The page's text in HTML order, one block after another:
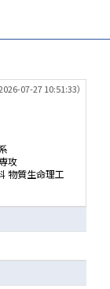
07-27 10:51:33）
攻
物質生命理工